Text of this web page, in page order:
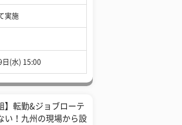
実施
(水) 15:00
】転勤&ジョブローテ
い！九州の現場から設